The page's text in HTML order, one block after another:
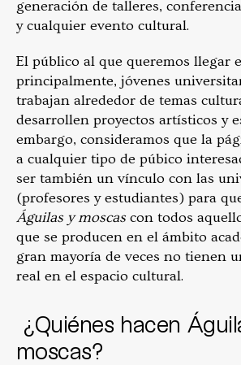
generación de talleres,
y cualquier evento cultural.
El público al que queremos llegar
principalmente, jóvenes
trabajan alrededor de temas
desarrollen proyectos artísticos y
embargo, consideramos que la
a cualquier tipo de púbico
ser también un vínculo con las
(profesores y estudiantes) para
Águilas y moscas con todos
que se producen en el ámbito
gran mayoría de veces no tienen
real en el espacio cultural.
¿Quiénes hacen
moscas?